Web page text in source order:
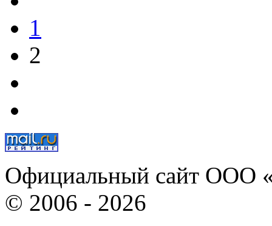
1
2
Официальный сайт ООО
© 2006 - 2026